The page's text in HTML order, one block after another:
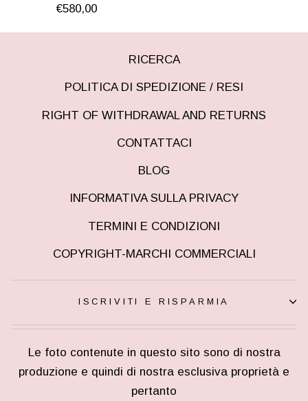
€580,00
RICERCA
POLITICA DI SPEDIZIONE / RESI
RIGHT OF WITHDRAWAL AND RETURNS
CONTATTACI
BLOG
INFORMATIVA SULLA PRIVACY
TERMINI E CONDIZIONI
COPYRIGHT-MARCHI COMMERCIALI
ISCRIVITI E RISPARMIA
Le foto contenute in questo sito sono di nostra
produzione e quindi di nostra esclusiva proprietà e
pertanto